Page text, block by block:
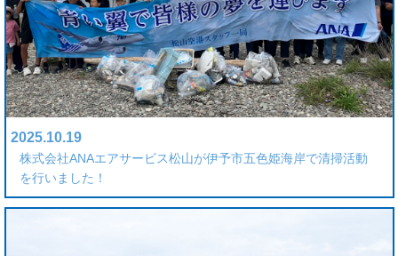
2025.10.19
株式会社ANAエアサービス松山が伊予市五色姫海岸で清掃活動
を行いました！